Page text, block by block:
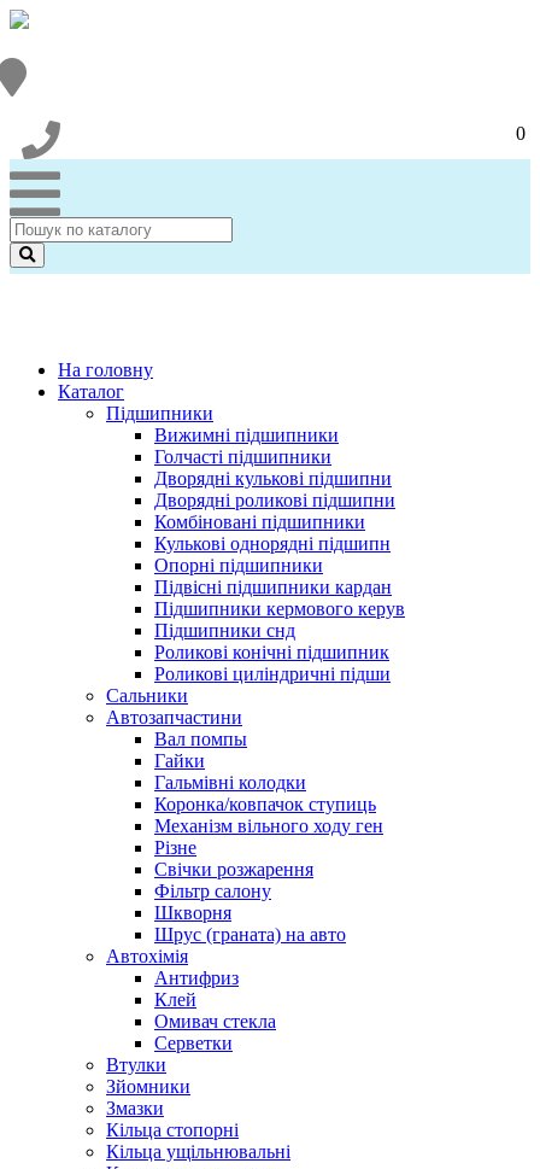
0
На головну
Каталог
Підшипники
Вижимні підшипники
Голчасті підшипники
Дворядні кулькові підшипни
Дворядні роликові підшипни
Комбіновані підшипники
Кулькові однорядні підшипн
Опорні підшипники
Підвісні підшипники кардан
Підшипники кермового керув
Підшипники снд
Роликові конічні підшипник
Роликові циліндричні підши
Сальники
Автозапчастини
Вал помпы
Гайки
Гальмівні колодки
Коронка/ковпачок ступиць
Механізм вільного ходу ген
Різне
Свічки розжарення
Фільтр салону
Шкворня
Шрус (граната) на авто
Автохімія
Антифриз
Клей
Омивач стекла
Серветки
Втулки
Зйомники
Змазки
Кільца стопорні
Кільца ущільнювальні